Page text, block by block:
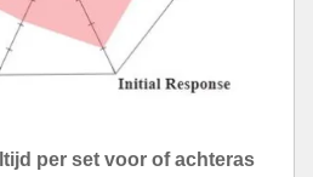
per set voor of achteras